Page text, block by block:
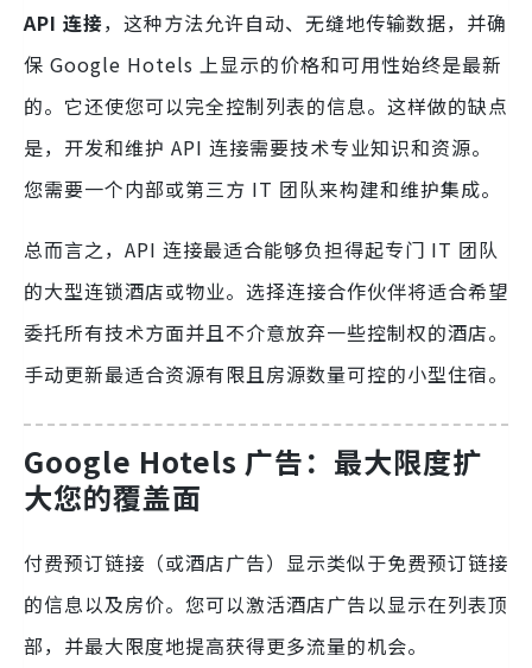
API 连接，这种方法允许自动、无缝地传输数据，并确
保 Google Hotels 上显示的价格和可用性始终是最新
的。它还使您可以完全控制列表的信息。这样做的缺点
是，开发和维护 API 连接需要技术专业知识和资源。
您需要一个内部或第三方 IT 团队来构建和维护集成。
总而言之，API 连接最适合能够负担得起专门 IT 团队
的大型连锁酒店或物业。选择连接合作伙伴将适合希望
委托所有技术方面并且不介意放弃一些控制权的酒店。
手动更新最适合资源有限且房源数量可控的小型住宿。
Google Hotels 广告：最大限度扩
大您的覆盖面
付费预订链接（或酒店广告）显示类似于免费预订链接
的信息以及房价。您可以激活酒店广告以显示在列表顶
部，并最大限度地提高获得更多流量的机会。